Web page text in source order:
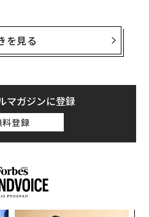
した調査から、男性の意識が
び上がった。
て上位に
で自分の評価をあげたい」と
を重ねてカッコいい大人男
を見る
マガジンに登録
料登録